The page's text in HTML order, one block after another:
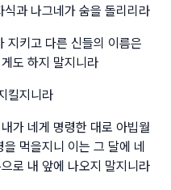
과 나그네가 숨을 돌리리라
지키고 다른 신들의 이름은
도 하지 말지니라
킬지니라
가 네게 명령한 대로 아빕월
먹을지니 이는 그 달에 네
로 내 앞에 나오지 말지니라